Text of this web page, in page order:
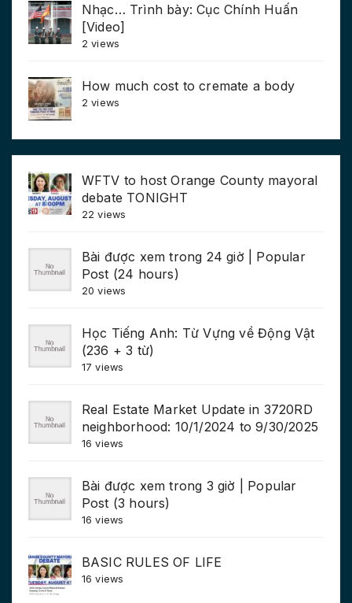
Nhạc… Trình bày: Cục Chính Huấn
[Video]
2 views
How much cost to cremate a body
2 views
WFTV to host Orange County mayoral
debate TONIGHT
22 views
Bài được xem trong 24 giờ | Popular
Post (24 hours)
20 views
Học Tiếng Anh: Từ Vựng về Động Vật
(236 + 3 từ)
17 views
Real Estate Market Update in 3720RD
neighborhood: 10/1/2024 to 9/30/2025
16 views
Bài được xem trong 3 giờ | Popular
Post (3 hours)
16 views
BASIC RULES OF LIFE
16 views